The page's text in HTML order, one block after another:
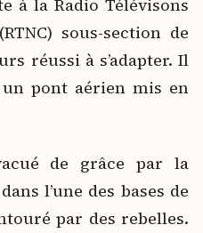
à la Radio Télévisons
sous-section de
réussi à s’adapter. Il
pont aérien mis en
de grâce par la
l’une des bases de
par des rebelles.